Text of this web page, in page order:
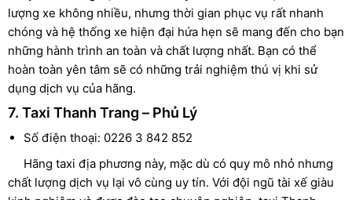
lượng xe không nhiều, nhưng thời gian phục vụ rất nhanh
chóng và hệ thống xe hiện đại hứa hẹn sẽ mang đến cho bạn
những hành trình an toàn và chất lượng nhất. Bạn có thể
hoàn toàn yên tâm sẽ có những trải nghiệm thú vị khi sử
dụng dịch vụ của hãng.
7. Taxi Thanh Trang – Phủ Lý
Số điện thoại: 0226 3 842 852
Hãng taxi địa phương này, mặc dù có quy mô nhỏ nhưng
chất lượng dịch vụ lại vô cùng uy tín. Với đội ngũ tài xế giàu